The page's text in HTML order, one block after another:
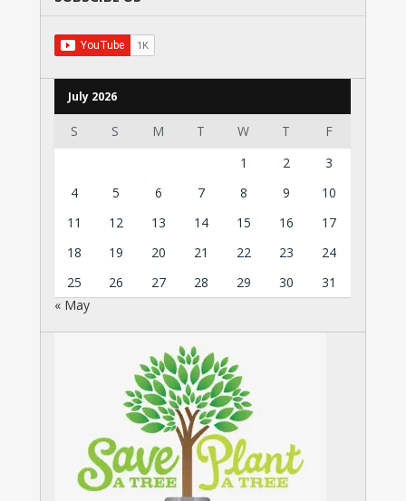
July 2026
S S M T W T
F
1
2
3
4
5 6 7 8 9
10
11
12 13 14 15 16
17
18
19 20 21 22 23
24
25
26 27 28 29 30
31
« May